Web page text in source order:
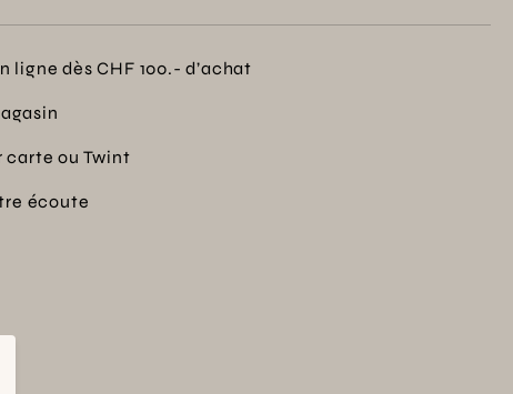
ligne dès CHF 100.- d’achat
carte ou Twint
écoute